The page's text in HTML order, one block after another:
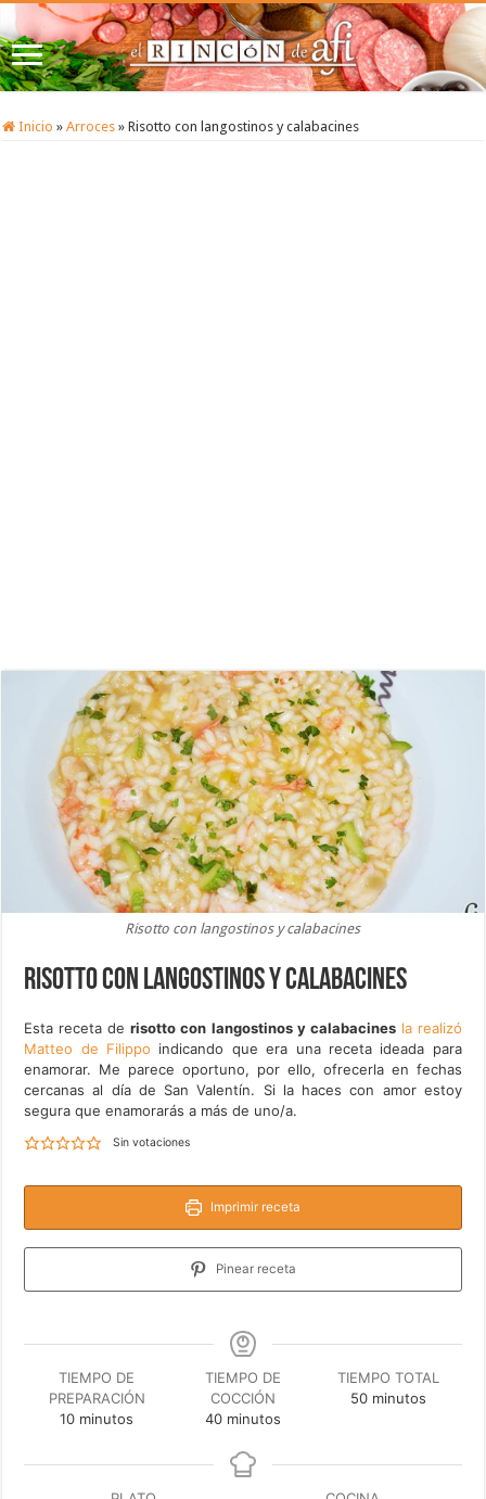
Inicio » Arroces » Risotto con langostinos y calabacines
Risotto con langostinos y calabacines
Risotto con langostinos y calabacines
Esta receta derisotto con langostinos y calabacines la realizó
Matteo de Filippo indicando que era una receta ideada para
enamorar. Me parece oportuno, por ello, ofrecerla en fechas
cercanas al día de San Valentín. Si la haces con amor estoy
segura que enamorarás a más de uno/a.
Sin votaciones
Imprimir receta
Pinear receta
TIEMPO DE
PREPARACIÓN
10minutos
minutos
TIEMPO DE
COCCIÓN
40minutos
minutos
TIEMPO TOTAL
50minutos
minutos